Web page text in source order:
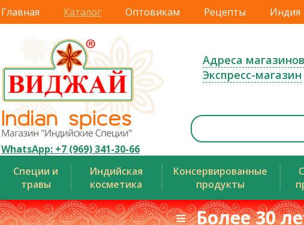
Главная Каталог Оптовикам Рецепты Индия
WhatsApp: +7 (969) 341-30-66
Адреса магазинов
Экспресс-магазин
Специи и
травы
Индийская
косметика
Консервированные
продукты
≡ Более 30